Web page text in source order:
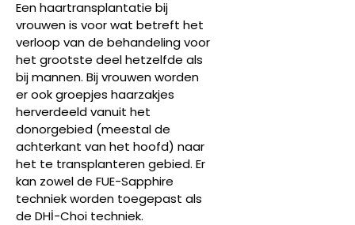
Een haartransplantatie bij
vrouwen is voor wat betreft het
verloop van de behandeling voor
het grootste deel hetzelfde als
bij mannen. Bij vrouwen worden
er ook groepjes haarzakjes
herverdeeld vanuit het
donorgebied (meestal de
achterkant van het hoofd) naar
het te transplanteren gebied. Er
kan zowel de FUE-Sapphire
techniek worden toegepast als
de DHİ-Choi techniek.